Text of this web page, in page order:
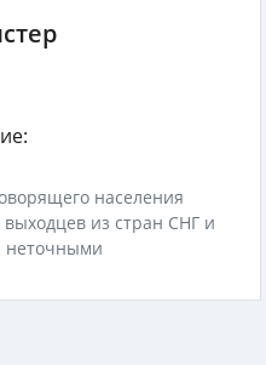
населения
из стран СНГ и
неточными